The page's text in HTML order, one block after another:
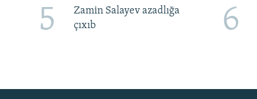
5
Zamin Salayev azadlığa
çıxıb
6